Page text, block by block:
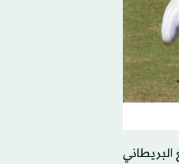
بيرو. كما بلغ البريطاني